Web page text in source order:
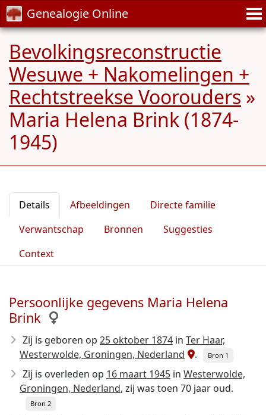
Genealogie Online
Bevolkingsreconstructie
Wesuwe + Nakomelingen +
Rechtstreekse Voorouders »
Maria Helena Brink (1874-
1945)
Details Afbeeldingen
Directe familie
Verwantschap
Bronnen
Suggesties
Context
Persoonlijke gegevens Maria Helena
Brink
Zij is geboren op 25 oktober 1874 in Ter Haar,
Westerwolde, Groningen, Nederland
. Bron 1
Zij is overleden op 16 maart 1945 in Westerwolde,
Groningen, Nederland, zij was toen 70 jaar oud.
Bron 2